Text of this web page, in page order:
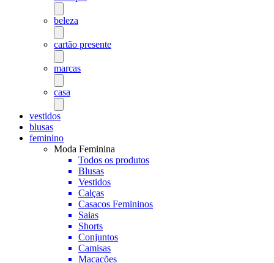
beleza
cartão presente
marcas
casa
vestidos
blusas
feminino
Moda Feminina
Todos os produtos
Blusas
Vestidos
Calças
Casacos Femininos
Saias
Shorts
Conjuntos
Camisas
Macacões